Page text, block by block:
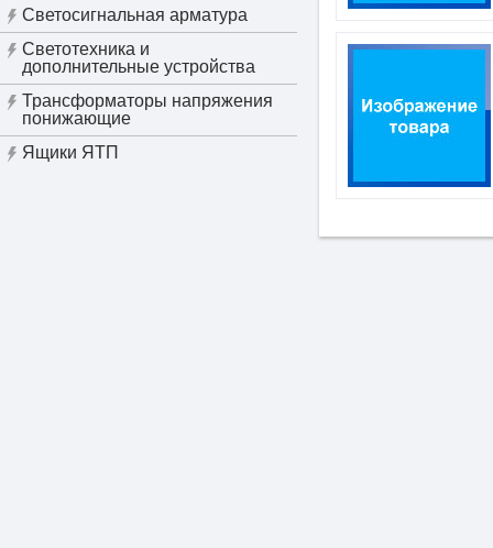
Светосигнальная арматура
Светотехника и
дополнительные устройства
Трансформаторы напряжения
понижающие
Ящики ЯТП